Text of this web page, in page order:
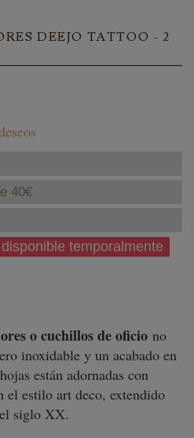
DEEJO TATTOO - 2
40€
temporalmente
o cuchillos de oficio no
inoxidable y un acabado en
están adornadas con
el estilo art deco, extendido
siglo XX.